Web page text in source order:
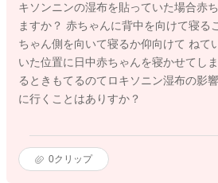
キソンニンの湿布を貼っていた場合赤
ますか？ 赤ちゃんに背中を向けて寝る
ちゃん側を向いて寝るか仰向けて ねて
いた位置に日中赤ちゃんを寝かせてし
るときもてるのてロキソニン湿布の影
に行くことはありすか？
0クリップ